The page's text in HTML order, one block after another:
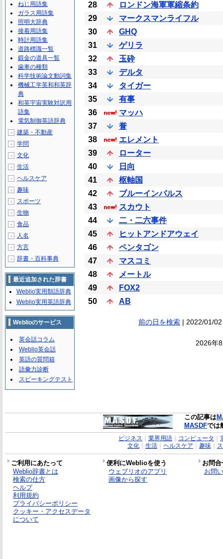
28
ロンドン海軍軍縮条約
29
マークスマンライフル
30
GHQ
31
ゲリラ
32
玉砕
33
デルタ
34
タイガー
35
有事
36
マッハ
37
誉
38
エレメント
39
ローター
40
日向
41
枢軸国
42
ブルーインパルス
43
スカウト
44
二・二六事件
45
ヒットアンドアウェイ
46
ペンタゴン
47
マスコミ
48
メートル
49
FOX2
50
AB
前の日を検索| 2022/01/
2026年
ねじ用語集
ガラス用語集
照明大辞典
接着用語集
時計用語集
道路標識一覧
鍛金の道具一覧
歯車の種類
科学技術論文動詞集
機械工学英和和英辞
典
和英宇宙実験対訳用
語集
電気制御英語辞典
＋ 建築・不動産
＋ 学問
＋ 文化
＋ 生活
＋ ヘルスケア
＋ 趣味
＋ スポーツ
＋ 生物
＋ 食品
＋ 人名
＋ 方言
＋ 辞書・百科事典
最近追加された辞書
Weblio実用類語辞典
Weblio実用英語辞典
Weblioのサービス
英会話コラム
Weblio英会話
英語の質問箱
語彙力診断
スピーキングテスト
この記事は
MASDFでは
ビジネス 業界用語｜ コンピュータ
文化｜ 生活｜ ヘルスケア 趣味｜
ご利用にあたって 便利にWeblioを使う
お問
Weblio辞書とは
検索の仕方
ヘルプ
利用規約
プライバシーポリシー
クッキー・アクセスデータ
について
ウェブリオのアプリ
画像から探す
お問